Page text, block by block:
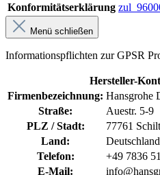
Konformitätserklärung
Menü schließen
Informationspflichten zur GPSR
Hersteller-
Firmenbezeichnung: Hansgrohe
Straße:
Auestr. 5-9
PLZ / Stadt:
77761
Land:
Deutschland
Telefon:
+49 7836
E-Mail: